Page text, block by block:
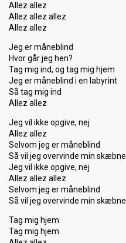
Allez allez
Allez allez allez
Allez allez
Jeg er måneblind
Hvor går jeg hen?
Tag mig ind, og tag mig hjem
Jeg er måneblind i en labyrint
Så tag mig ind
Allez allez
Jeg vil ikke opgive, nej
Allez allez
Selvom jeg er måneblind
Så vil jeg overvinde min skæbne
Jeg vil ikke opgive, nej
Allez allez allez
Selvom jeg er måneblind
Så vil jeg overvinde min ѕkæbne
Tag mig hjem
Tag mig hjem